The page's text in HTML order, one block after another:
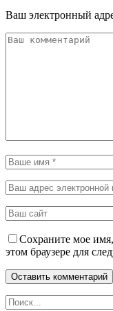
Ваш электронный
Сохраните мое
этом браузере для